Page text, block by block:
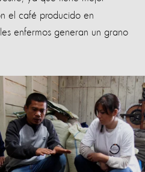
el café producido en
enfermos generan un grano